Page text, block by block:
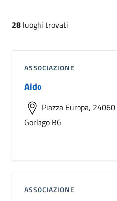
28 luoghi trovati
ASSOCIAZIONE
Aido
Piazza Europa, 24060
Gorlago BG
ASSOCIAZIONE